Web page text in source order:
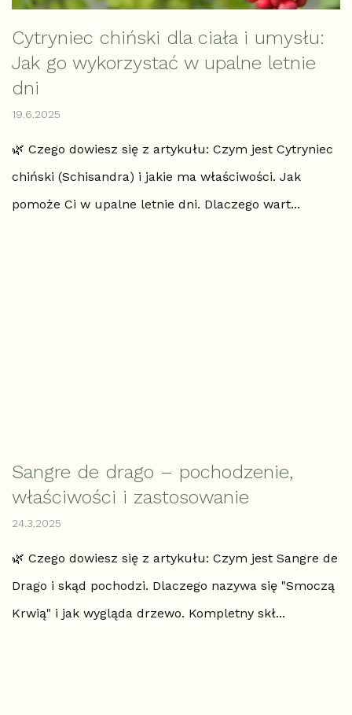
k
u
ł
ó
w
Cytryniec chiński dla ciała i umysłu:
Jak go wykorzystać w upalne letnie
dni
19.6.2025
🌿 Czego dowiesz się z artykułu: Czym jest Cytryniec
chiński (Schisandra) i jakie ma właściwości. Jak
pomoże Ci w upalne letnie dni. Dlaczego wart...
Sangre de drago – pochodzenie,
właściwości i zastosowanie
24.3.2025
🌿 Czego dowiesz się z artykułu: Czym jest Sangre de
Drago i skąd pochodzi. Dlaczego nazywa się "Smoczą
Krwią" i jak wygląda drzewo. Kompletny skł...